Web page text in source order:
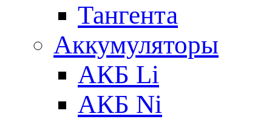
Тангента
Аккумуляторы
АКБ Li
АКБ Ni